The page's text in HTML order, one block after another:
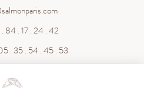
84 . 17 . 24 . 42
. 35 . 54 . 45 . 53